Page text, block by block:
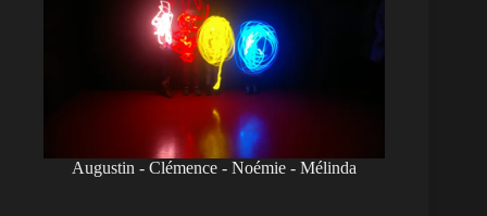
Augustin - Clémence - Noémie - Mélinda